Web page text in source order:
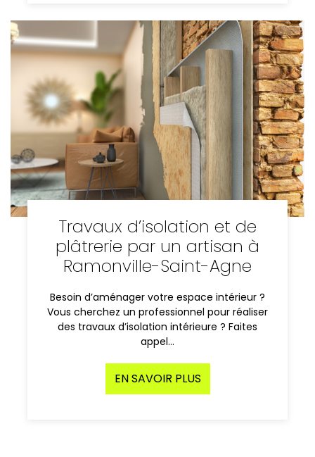
Travaux d’isolation et de
plâtrerie par un artisan à
Ramonville-Saint-Agne
Besoin d’aménager votre espace intérieur ?
Vous cherchez un professionnel pour réaliser
des travaux d’isolation intérieure ? Faites
appel…
EN SAVOIR PLUS